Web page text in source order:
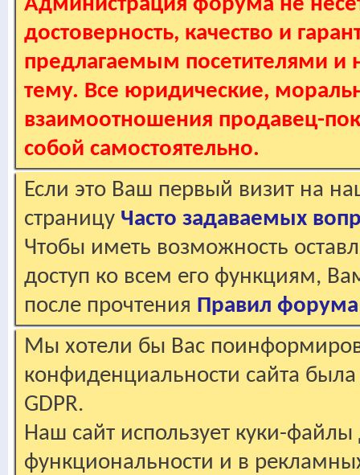
достоверность, качество и
предлагаемым посетителями и
тему. Все юридические,
взаимоотношения продавец-
собой самостоятельно.
Если это Ваш первый визит на
страницу Часто задаваемых
Чтобы иметь возможность
доступ ко всем его функциям,
после прочтения Правил форума
Мы хотели бы Вас
конфиденциальности сайта
GDPR.
Наш сайт использует куки-файлы
функциональности и в